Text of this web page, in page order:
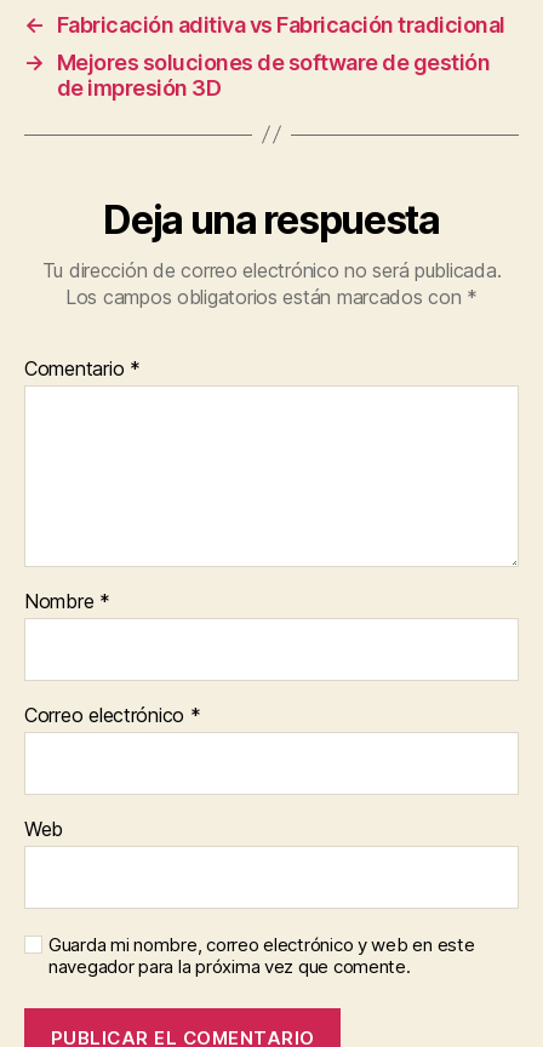
←
Fabricación aditiva vs Fabricación tradicional
→
Mejores soluciones de software de gestión
de impresión 3D
Deja una respuesta
Tu dirección de correo electrónico no será publicada.
Los campos obligatorios están marcados con *
Comentario *
Nombre *
Correo electrónico *
Web
Guarda mi nombre, correo electrónico y web en este
navegador para la próxima vez que comente.